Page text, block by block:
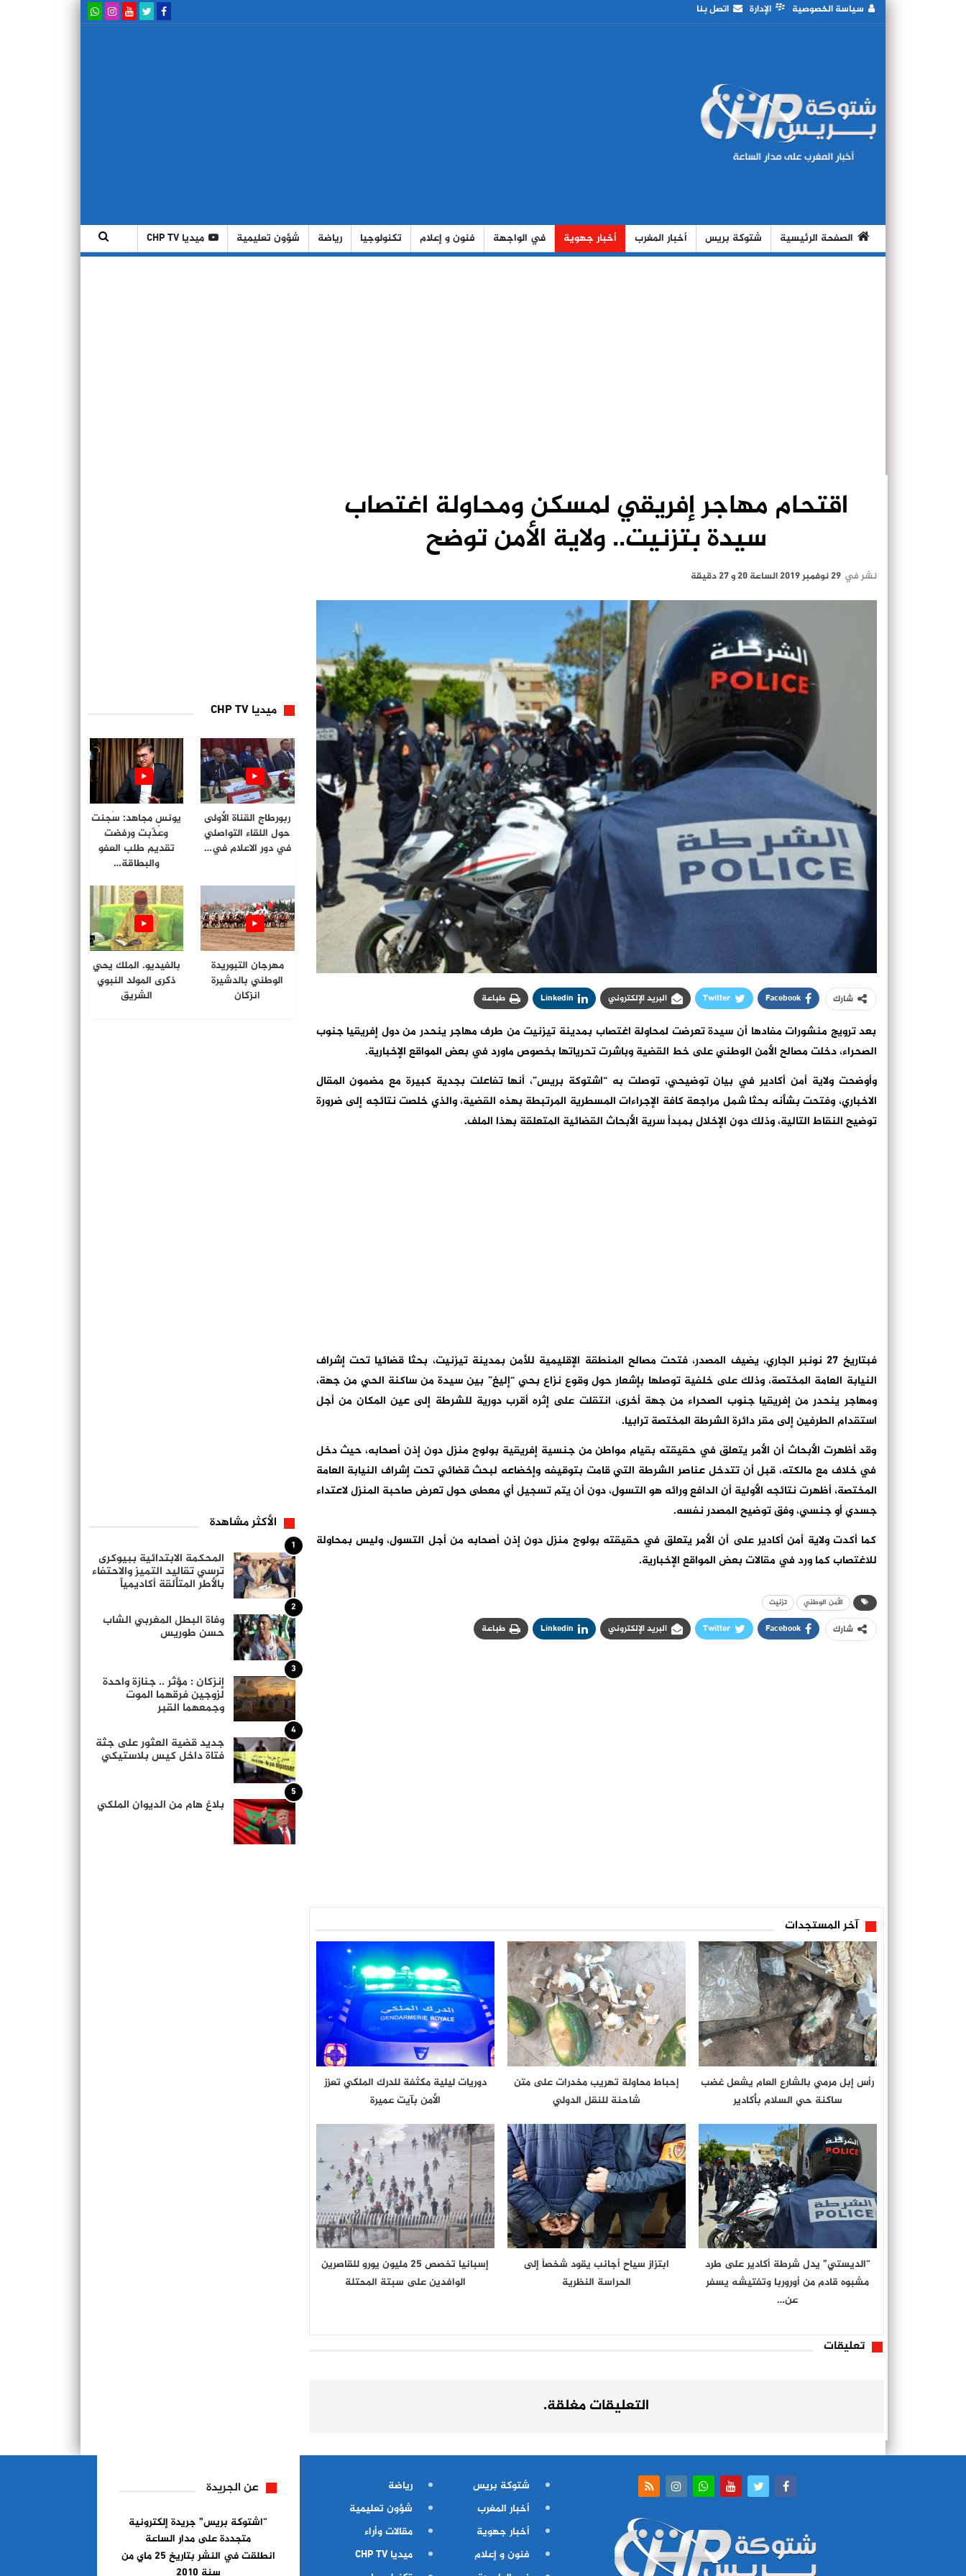
سياسة الخصوصية الإدارة اتصل بنا
الصفحة الرئيسية شتوكة بريس أخبار المغرب أخبار جهوية في الواجهة فنون و إعلام تكنولوجيا رياضة شؤون تعليمية ميديا CHP TV
اقتحام مهاجر إفريقي لمسكن ومحاولة اغتصاب
سيدة بتزنيت.. ولاية الأمن توضح
نشر في 29 نوفمبر 2019 الساعة 20 و 27 دقيقة
شارك Facebook
Twitter البريد الإلكتروني Linkedin طباعة
بعد ترويج منشورات مفادها أن سيدة تعرضت لمحاولة اغتصاب بمدينة تيزنيت من طرف مهاجر ينحدر من دول إفريقيا جنوب
الصحراء، دخلت مصالح الأمن الوطني على خط القضية وباشرت تحرياتها بخصوص ماورد في بعض المواقع الإخبارية.
وأوضحت ولاية أمن أكادير في بيان توضيحي، توصلت به “اشتوكة بريس”، أنها تفاعلت بجدية كبيرة مع مضمون المقال
الاخباري، وفتحت بشأنه بحثا شمل مراجعة كافة الإجراءات المسطرية المرتبطة بهذه القضية، والذي خلصت نتائجه إلى ضرورة
توضيح النقاط التالية، وذلك دون الإخلال بمبدأ سرية الأبحاث القضائية المتعلقة بهذا الملف.
فبتاريخ 27 نونبر الجاري، يضيف المصدر، فتحت مصالح المنطقة الإقليمية للأمن بمدينة تيزنيت، بحثا قضائيا تحت إشراف
النيابة العامة المختصة، وذلك على خلفية توصلها بإشعار حول وقوع نزاع بحي “إليغ” بين سيدة من ساكنة الحي من جهة،
ومهاجر ينحدر من إفريقيا جنوب الصحراء من جهة أخرى، انتقلت على إثره أقرب دورية للشرطة إلى عين المكان من أجل
استقدام الطرفين إلى مقر دائرة الشرطة المختصة ترابيا.
وقد أظهرت الأبحاث أن الأمر يتعلق في حقيقته بقيام مواطن من جنسية إفريقية بولوج منزل دون إذن أصحابه، حيث دخل
في خلاف مع مالكته، قبل أن تتدخل عناصر الشرطة التي قامت بتوقيفه وإخضاعه لبحث قضائي تحت إشراف النيابة العامة
المختصة، أظهرت نتائجه الأولية أن الدافع ورائه هو التسول، دون أن يتم تسجيل أي معطى حول تعرض صاحبة المنزل لاعتداء
جسدي أو جنسي، وفق توضيح المصدر نفسه.
كما أكدت ولاية أمن أكادير على أن الأمر يتعلق في حقيقته بولوج منزل دون إذن أصحابه من أجل التسول، وليس بمحاولة
للاغتصاب كما ورد في مقالات بعض المواقع الإخبارية.
الأمن الوطني تزنيت
شارك Facebook
Twitter البريد الإلكتروني Linkedin طباعة
آخر المستجدات
رأس إبل مرمي بالشارع العام يشعل غضب
ساكنة حي السلام بأكادير
إحباط محاولة تهريب مخدرات على متن
شاحنة للنقل الدولي
دوريات ليلية مكثفة للدرك الملكي تعزز
الأمن بآيت عميرة
“الديستي” يدل شرطة أكادير على طرد
مشبوه قادم من أوروربا وتفتيشه يسفر
عن…
ابتزاز سياح أجانب يقود شخصاً إلى
الحراسة النظرية
إسبانيا تخصص 25 مليون يورو للقاصرين
الوافدين على سبتة المحتلة
تعليقات
التعليقات مغلقة.
ميديا CHP TV
ربورطاج القناة الأولى
حول اللقاء التواصلي
في دور الاعلام في…
يونس مجاهد: سُجنت
وعُذّبت ورفضت
تقديم طلب العفو
والبطاقة…
مهرجان التبوريدة
الوطني بالدشيرة
انزكان
بالفيديو. الملك يحي
ذكرى المولد النبوي
الشريق
الأكثر مشاهدة
1
المحكمة الابتدائية ببيوكرى
ترسي تقاليد التميز والاحتفاء
بالأطر المتألقة أكاديمياً
2
وفاة البطل المغربي الشاب
حسن طوريس
3
إنزكان : مؤثر .. جنازة واحدة
لزوجين فرقهما الموت
وجمعهما القبر
4
جديد قضية العثور على جثة
فتاة داخل كيس بلاستيكي
5
بلاغ هام من الديوان الملكي
شتوكة بريس
أخبار المغرب
أخبار جهوية
فنون و إعلام
رياضة
شؤون تعليمية
مقالات وأراء
ميديا CHP TV
عن الجريدة
“اشتوكة بريس” جريدة إلكترونية
متجددة على مدار الساعة
انطلقت في النشر بتاريخ 25 ماي من